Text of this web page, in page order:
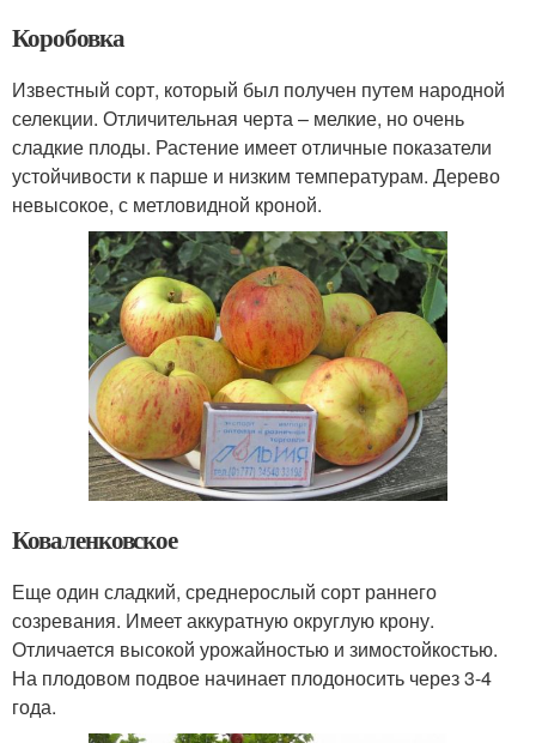
Коробовка
Известный сорт, который был получен путем народной
селекции. Отличительная черта – мелкие, но очень
сладкие плоды. Растение имеет отличные показатели
устойчивости к парше и низким температурам. Дерево
невысокое, с метловидной кроной.
Коваленковское
Еще один сладкий, среднерослый сорт раннего
созревания. Имеет аккуратную округлую крону.
Отличается высокой урожайностью и зимостойкостью.
На плодовом подвое начинает плодоносить через 3-4
года.